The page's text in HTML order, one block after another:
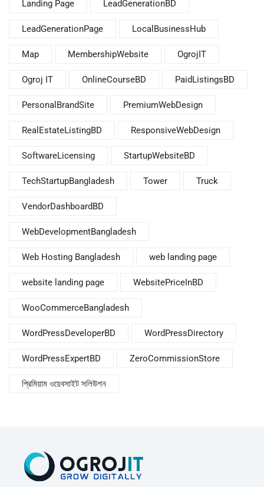
Landing Page LeadGenerationBD
LeadGenerationPage LocalBusinessHub
Map MembershipWebsite OgrojIT
Ogroj IT OnlineCourseBD PaidListingsBD
PersonalBrandSite PremiumWebDesign
RealEstateListingBD ResponsiveWebDesign
SoftwareLicensing StartupWebsiteBD
TechStartupBangladesh Tower Truck
VendorDashboardBD
WebDevelopmentBangladesh
Web Hosting Bangladesh web landing page
website landing page WebsitePriceInBD
WooCommerceBangladesh
WordPressDeveloperBD WordPressDirectory
WordPressExpertBD ZeroCommissionStore
প্রিমিয়াম ওয়েবসাইট সলিউশন